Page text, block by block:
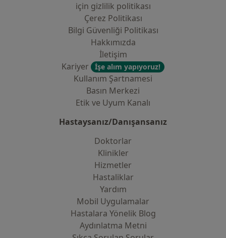
i̇çin gizlilik politikası
Çerez Politikası
Bilgi Güvenliği Politikası
Hakkımızda
İletişim
Kariyer
İşe alım yapıyoruz!
Kullanım Şartnamesi
Basın Merkezi
Etik ve Uyum Kanalı
Hastaysanız/Danışansanız
Doktorlar
Klinikler
Hizmetler
Hastaliklar
Yardım
Mobil Uygulamalar
Hastalara Yönelik Blog
Aydınlatma Metni